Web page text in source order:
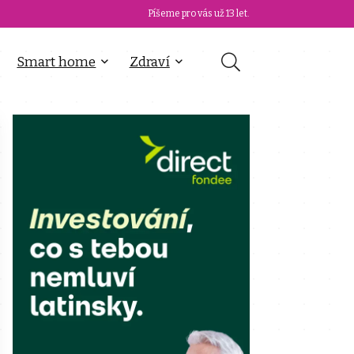
Píšeme pro vás už 13 let.
Smart home Zdraví